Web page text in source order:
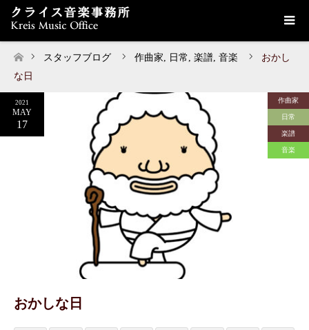
スタッフブログ 作曲家, 日常 , 楽譜, 音楽
おかし
な日
2021
MAY
17
作曲家
日常
楽譜
音楽
おかしな日